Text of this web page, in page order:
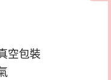
空包裝